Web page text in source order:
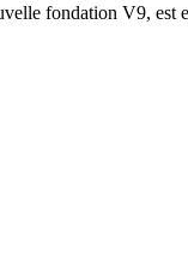
fondation V9, est